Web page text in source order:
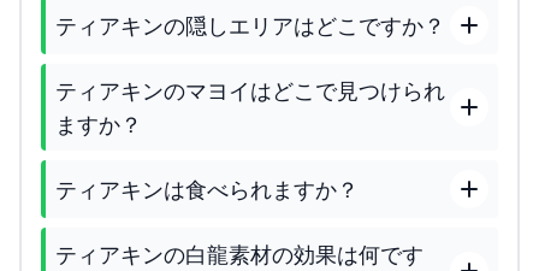
ティアキンの隠しエリアはどこですか？
ティアキンのマヨイはどこで見つけられ
ますか？
ティアキンは食べられますか？
ティアキンの白龍素材の効果は何です